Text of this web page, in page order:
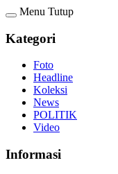
Menu Tutup
Kategori
Foto
Headline
Koleksi
News
POLITIK
Video
Informasi